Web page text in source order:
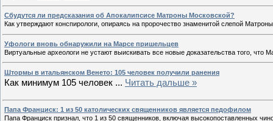
Сбудутся ли предсказания об Апокалипсисе Матроны Московской?
Как утверждают конспирологи, опираясь на пророчество знаменитой слепой
Уфологи вновь обнаружили на Марсе пришельцев
Виртуальные археологи не устают выискивать все новые доказательства того,
Штормы в итальянском Венето: 105 человек получили ранения
Как минимум 105 человек ... Читать дальше »
Папа Франциск: 1 из 50 католических священников является педофилом
Папа Франциск признал, что 1 из 50 священников, включая высокопоставленных